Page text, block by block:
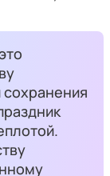
сохранения